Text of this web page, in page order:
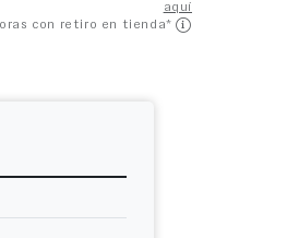
aquí
con retiro en tienda*